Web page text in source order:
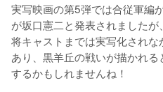
実写映画の第5弾では合従軍編
が坂口憲二と発表されました
将キャストまでは実写化され
あり、黒羊丘の戦いが描かれ
するかもしれませんね！